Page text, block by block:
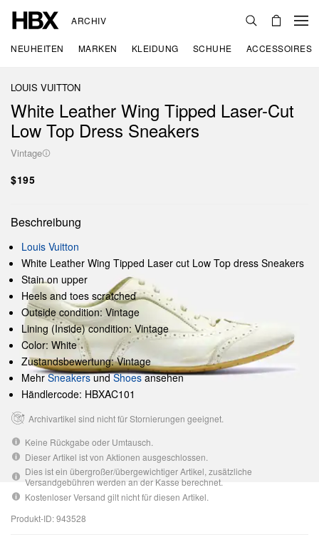
ARCHIV
NEUHEITEN MARKEN KLEIDUNG SCHUHE ACCESSOIRES
LOUIS VUITTON
White Leather Wing Tipped Laser-Cut
Low Top Dress Sneakers
Vintage
$195
Beschreibung
Louis Vuitton
White Leather Wing Tipped Laser cut Low Top dress Sneakers
Stain on upper
Heels and toes scratched
Outside condition: Vintage
Lining (Inside) condition: Vintage
Color: White
Zustandsbewertung: Vintage
MehrSneakersundShoesansehen
Händlercode: HBXAC101
Archivartikel sind nicht für Stornierungen geeignet.
Keine Rückgabe oder Umtausch.
Dieser Artikel ist von Aktionen ausgeschlossen.
Dies ist ein übergroßer/übergewichtiger Artikel, zusätzliche
Versandgebühren werden an der Kasse berechnet.
Kostenloser Versand gilt nicht für diesen Artikel.
Produkt-ID: 943528